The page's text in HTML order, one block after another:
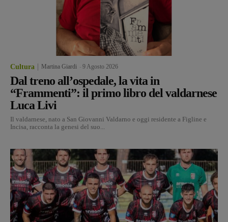
Cultura Martina Giardi 9 Agosto 2026
Dal treno all’ospedale, la vita in
“Frammenti”: il primo libro del valdarnese
Luca Livi
Il valdarnese, nato a San Giovanni Valdarno e oggi residente a Figline e
Incisa, racconta la genesi del suo...